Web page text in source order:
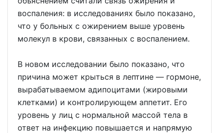
воспаления: в исследованиях было показано,
что у больных с ожирением выше уровень
молекул в крови, связанных с воспалением.
В новом исследовании было показано, что
причина может крыться в лептине — гормоне,
вырабатываемом адипоцитами (жировыми
клетками) и контролирующем аппетит. Его
уровень у лиц с нормальной массой тела в
ответ на инфекцию повышается и напрямую